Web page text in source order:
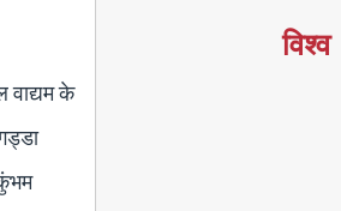
वाद्यम के
विश्व